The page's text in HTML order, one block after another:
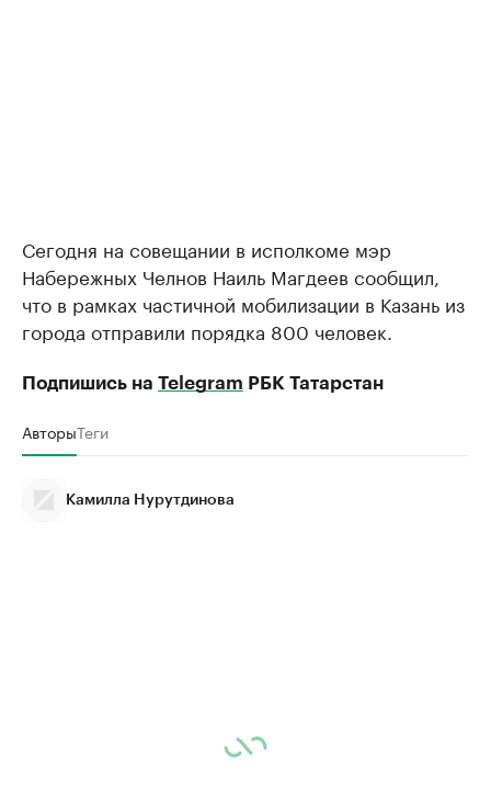
Сегодня на совещании в исполкоме мэр
Набережных Челнов Наиль Магдеев сообщил,
что в рамках частичной мобилизации в Казань из
города отправили порядка 800 человек.
Подпишись на Telegram РБК Татарстан
АвторыТеги
Камилла Нурутдинова